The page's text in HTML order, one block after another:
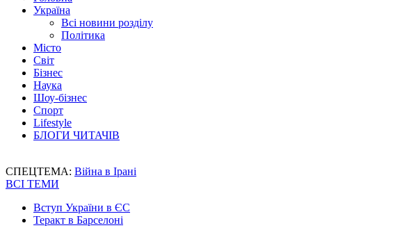
Україна
Всі новини розділу
Політика
Місто
Світ
Бізнес
Наука
Шоу-бізнес
Спорт
Lifestyle
БЛОГИ ЧИТАЧІВ
СПЕЦТЕМА: Війна в Ірані
ВСІ ТЕМИ
Вступ України в ЄС
Теракт в Барселоні